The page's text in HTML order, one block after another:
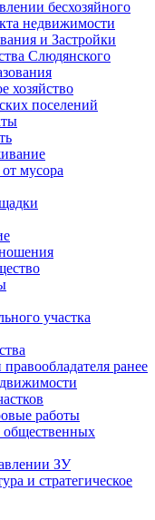
бесхозяйного
недвижимости
и Застройки
Слюдянского
хозяйство
поселений
мусора
участка
ранее
работы
общественных
ЗУ
и стратегическое